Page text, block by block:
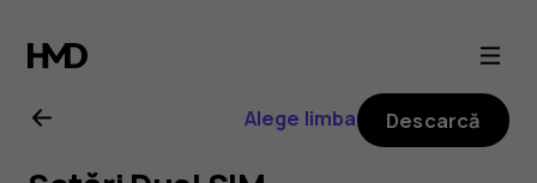
Ghid
de
utilizare
Alege limba Descarcă